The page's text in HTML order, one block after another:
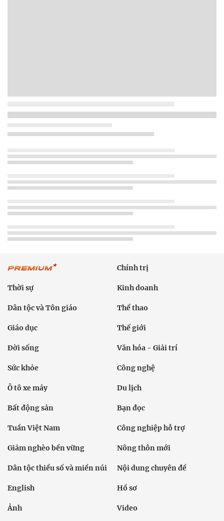
Chính trị
Thời sự Kinh doanh
Dân tộc và Tôn giáo Thể thao
Giáo dục Thế giới
Đời sống Văn hóa - Giải trí
Sức khỏe Công nghệ
Ô tô xe máy Du lịch
Bất động sản Bạn đọc
Tuần Việt Nam Công nghiệp hỗ trợ
Giảm nghèo bền vững Nông thôn mới
Dân tộc thiểu số và miền núi Nội dung chuyên đề
English Hồ sơ
Ảnh Video